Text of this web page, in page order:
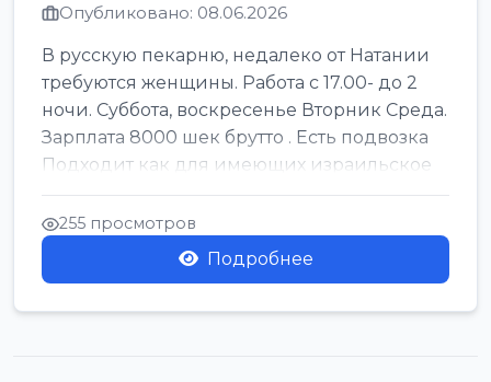
Опубликовано: 08.06.2026
В русскую пекарню, недалеко от Натании
требуются женщины. Работа с 17.00- до 2
ночи. Суббота, воскресенье Вторник Среда.
Зарплата 8000 шек брутто . Есть подвозка
Подходит как для имеющих израильское
г...
255 просмотров
Подробнее